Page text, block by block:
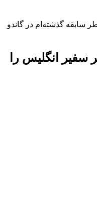
سابقه گذشته‌ام در گاندو
انگلیس را